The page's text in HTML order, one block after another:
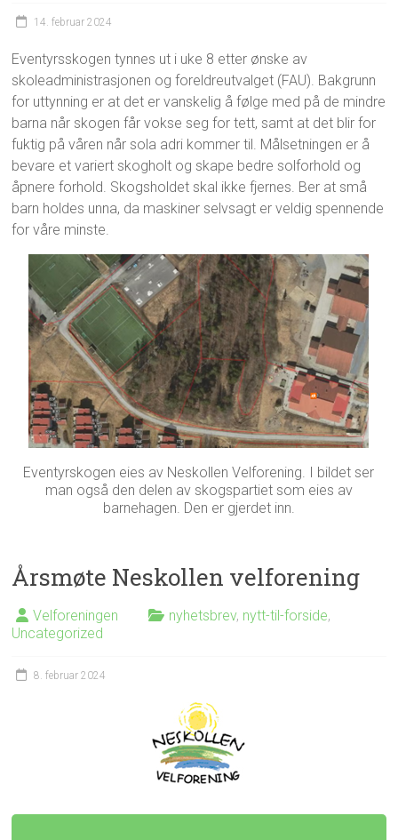
14. februar 2024
Eventyrsskogen tynnes ut i uke 8 etter ønske av
skoleadministrasjonen og foreldreutvalget (FAU). Bakgrunn
for uttynning er at det er vanskelig å følge med på de mindre
barna når skogen får vokse seg for tett, samt at det blir for
fuktig på våren når sola adri kommer til. Målsetningen er å
bevare et variert skogholt og skape bedre solforhold og
åpnere forhold. Skogsholdet skal ikke fjernes. Ber at små
barn holdes unna, da maskiner selvsagt er veldig spennende
for våre minste.
Eventyrskogen eies av Neskollen Velforening. I bildet ser
man også den delen av skogspartiet som eies av
barnehagen. Den er gjerdet inn.
Årsmøte Neskollen velforening
Velforeningen nyhetsbrev, nytt-til-forside,
Uncategorized
8. februar 2024